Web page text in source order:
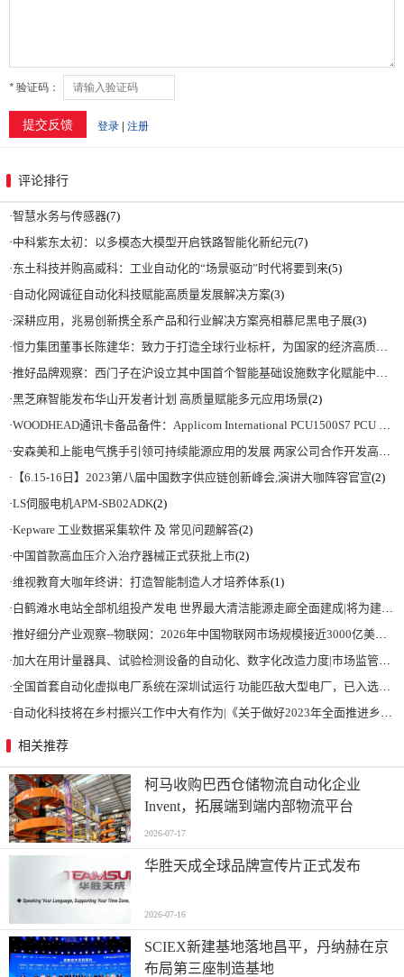
评论排行
·智慧水务与传感器(7)
·中科紫东太初：以多模态大模型开启铁路智能化新纪元(7)
·东土科技并购高威科：工业自动化的“场景驱动”时代将要到来(5)
· 自动化网诚征自动化科技赋能高质量发展解决方案(3)
·深耕应用，兆易创新携全系产品和行业解决方案亮相慕尼黑电子展(3)
·恒力集团董事长陈建华：致力于打造全球行业标杆，为国家的经济高质量发展贡献更大力量|上海电气集团党委书记、董事长吴磊来访
·推好品牌观察：西门子在沪设立其中国首个智能基础设施数字化赋能中心
·黑芝麻智能发布华山开发者计划 高质量赋能多元应用场景(2)
·WOODHEAD通讯卡备品备件：Applicom International PCU1500S7 PCU 1500 S7 V4.5.0
·安森美和上能电气携手引领可持续能源应用的发展 两家公司合作开发高性能储能和太阳能组串式逆变器方案 以实现可持续的未来
· 【6.15-16日】2023第八届中国数字供应链创新峰会,演讲大咖阵容官宣(2)
·LS伺服电机APM-SB02ADK(2)
·Kepware 工业数据采集软件 及 常见问题解答(2)
·中国首款高血压介入治疗器械正式获批上市(2)
·维视教育大咖年终讲：打造智能制造人才培养体系(1)
·白鹤滩水电站全部机组投产发电 世界最大清洁能源走廊全面建成|将为建设新型能源体系、保障国家能源安全、实现“双碳”目标提供有力支撑
·推好细分产业观察--物联网：2026年中国物联网市场规模接近3000亿美元 智慧工厂、智慧城市、智慧电网等将占60%以上
·加大在用计量器具、试验检测设备的自动化、数字化改造力度|市场监管总局 工业和信息化部 关于促进企业计量能力提升的指导意见
·全国首套自动化虚拟电厂系统在深圳试运行 功能匹敌大型电厂，已入选国际典型案例
· 自动化科技将在乡村振兴工作中大有作为|《关于做好2023年全面推进乡村振兴重点工作的意见》发布
相关推荐
柯马收购巴西仓储物流自动化企业
Invent，拓展端到端内部物流平台
2026-07-17
华胜天成全球品牌宣传片正式发布
2026-07-16
SCIEX新建基地落地昌平，丹纳赫在京
布局第三座制造基地